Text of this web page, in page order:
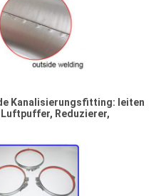
Kanalisierungsfitting: leiten
Reduzierer,